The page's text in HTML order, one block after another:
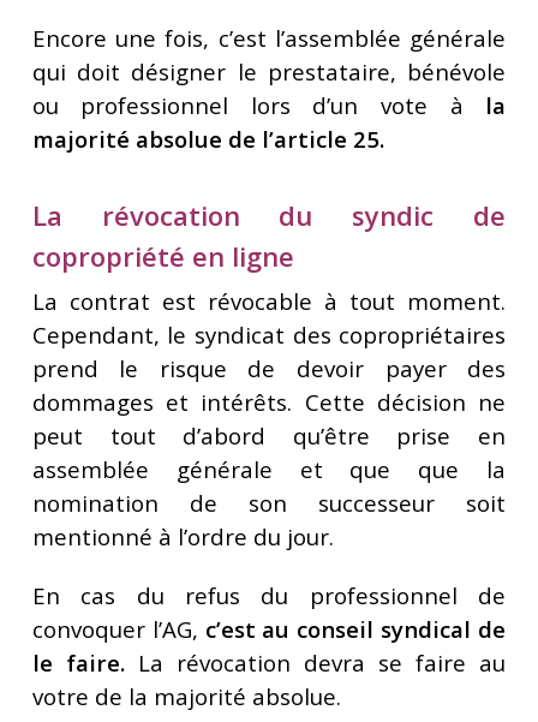
Encore une fois, c’est l’assemblée générale
qui doit désigner le prestataire, bénévole
ou professionnel lors d’un vote à la
majorité absolue de l’article 25.
La révocation du syndic de
copropriété en ligne
La contrat est révocable à tout moment.
Cependant, le syndicat des copropriétaires
prend le risque de devoir payer des
dommages et intérêts. Cette décision ne
peut tout d’abord qu’être prise en
assemblée générale et que que la
nomination de son successeur soit
mentionné à l’ordre du jour.
En cas du refus du professionnel de
convoquer l’AG, c’est au conseil syndical de
le faire.La révocation devra se faire au
votre de la majorité absolue.